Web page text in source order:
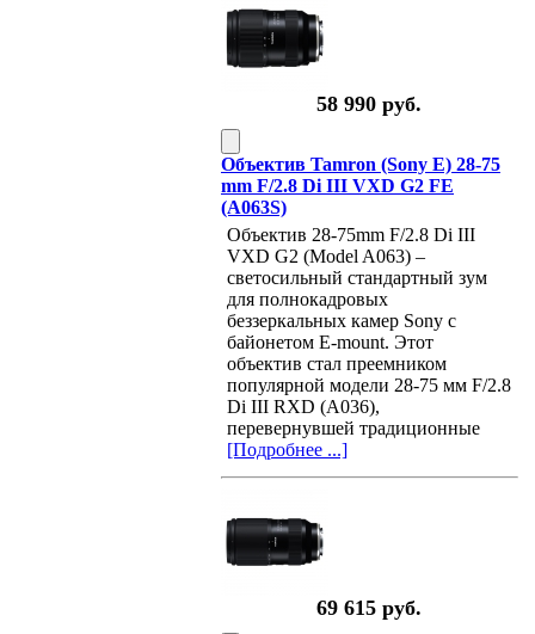
58 990 руб.
Объектив Tamron (Sony E) 28-75
mm F/2.8 Di III VXD G2 FE
(A063S)
Объектив 28-75mm F/2.8 Di III
VXD G2 (Model A063) –
светосильный стандартный зум
для полнокадровых
беззеркальных камер Sony с
байонетом E-mount. Этот
объектив стал преемником
популярной модели 28-75 мм F/2.8
Di III RXD (A036),
перевернувшей традиционные
[Подробнее ...]
69 615 руб.